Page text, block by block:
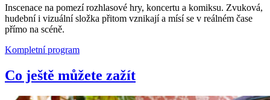
Inscenace na pomezí rozhlasové hry, koncertu a komiksu. Zvuková,
hudební i vizuální složka přitom vznikají a mísí se v reálném čase
přímo na scéně.
Kompletní program
Co ještě můžete zažít